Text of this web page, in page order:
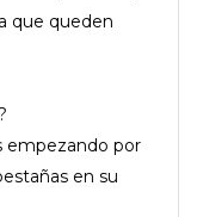
que queden
empezando por
en su